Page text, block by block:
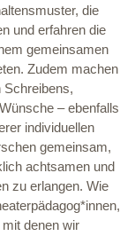
die
und erfahren die
gemeinsamen
Zudem machen
Schreibens,
– ebenfalls
individuellen
gemeinsam,
achtsamen und
zu erlangen. Wie
denen wir